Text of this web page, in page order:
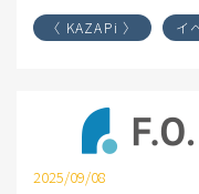
〈 KAZAPi 〉 イ
2025/09/08